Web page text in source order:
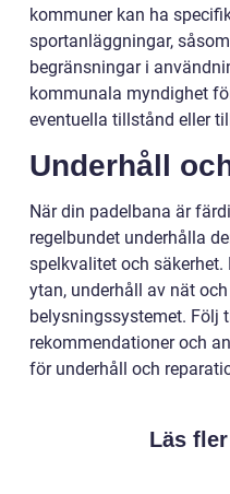
kommuner kan ha
sportanläggningar,
begränsningar i
kommunala myndighet
eventuella tillstånd eller
Underhåll
När din padelbana är
regelbundet underhålla
spelkvalitet och
ytan, underhåll av nät
belysningssystemet. Följ
rekommendationer och
för underhåll och
Läs